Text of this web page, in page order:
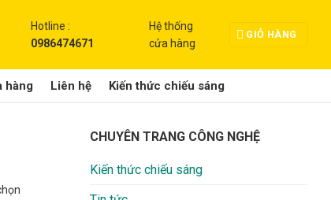
Hotline :
0986474671
Hệ thống
cửa hàng
GIỎ HÀNG
hàng Liên hệ Kiến thức chiếu sáng
CHUYÊN TRANG CÔNG NGHỆ
Kiến thức chiếu sáng